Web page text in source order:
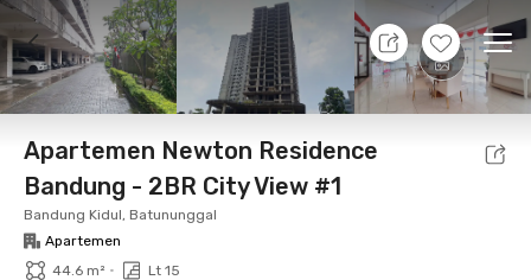
+16
7 Agt 26 - Belum tahu
Foto Fasilitas bersama Lokasi Aturan
Apartemen Newton Residence
Bandung - 2BR City View #1
Bandung Kidul, Batununggal
Apartemen
44.6 m² • Lt 15